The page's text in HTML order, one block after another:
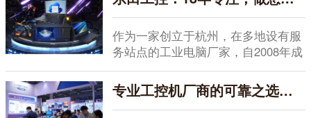
作为一家创立于杭州，在多地设有服
务站点的工业电脑厂家，自2008年成
立以来，东田...
专业工控机厂商的可靠之选：东田工控以务实品质赢得全好评认可